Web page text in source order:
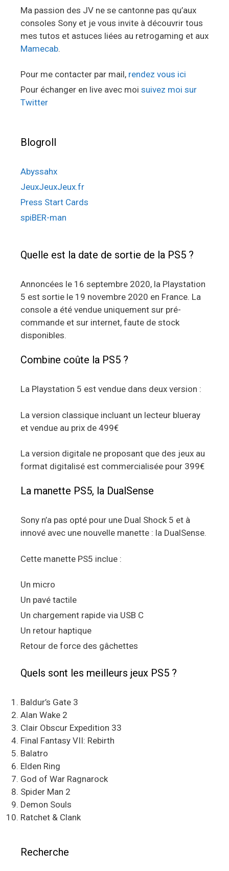
Ma passion des JV ne se cantonne pas qu’aux
consoles Sony et je vous invite à découvrir tous
mes tutos et astuces liées au retrogaming et aux
Mamecab.
Pour me contacter par mail, rendez vous ici
Pour échanger en live avec moi suivez moi sur
Twitter
Blogroll
Abyssahx
JeuxJeuxJeux.fr
Press Start Cards
spiBER-man
Quelle est la date de sortie de la PS5 ?
Annoncées le 16 septembre 2020, la Playstation
5 est sortie le 19 novembre 2020 en France. La
console a été vendue uniquement sur pré-
commande et sur internet, faute de stock
disponibles.
Combine coûte la PS5 ?
La Playstation 5 est vendue dans deux version :
La version classique incluant un lecteur blueray
et vendue au prix de 499€
La version digitale ne proposant que des jeux au
format digitalisé est commercialisée pour 399€
La manette PS5, la DualSense
Sony n’a pas opté pour une Dual Shock 5 et à
innové avec une nouvelle manette : la DualSense.
Cette manette PS5 inclue :
Un micro
Un pavé tactile
Un chargement rapide via USB C
Un retour haptique
Retour de force des gâchettes
Quels sont les meilleurs jeux PS5 ?
Baldur’s Gate 3
Alan Wake 2
Clair Obscur Expedition 33
Final Fantasy VII: Rebirth
Balatro
Elden Ring
God of War Ragnarock
Spider Man 2
Demon Souls
Ratchet & Clank
Recherche